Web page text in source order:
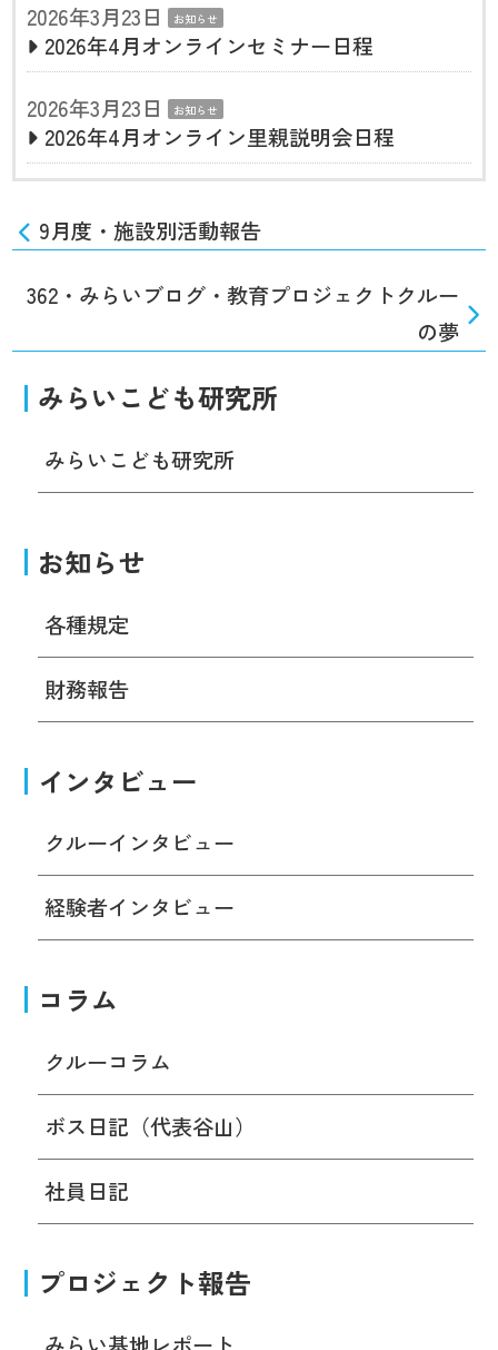
2026年3月23日
お知らせ
2026年4月オンラインセミナー日程
2026年3月23日
お知らせ
2026年4月オンライン里親説明会日程
9月度・施設別活動報告
362・みらいブログ・教育プロジェクトクルー
の夢
みらいこども研究所
みらいこども研究所
お知らせ
各種規定
財務報告
インタビュー
クルーインタビュー
経験者インタビュー
コラム
クルーコラム
ボス日記（代表谷山）
社員日記
プロジェクト報告